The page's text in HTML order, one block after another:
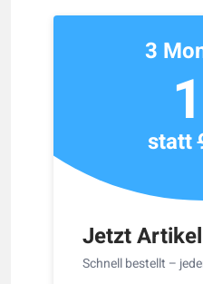
Jetzt
Schnell bestellt –
3
statt